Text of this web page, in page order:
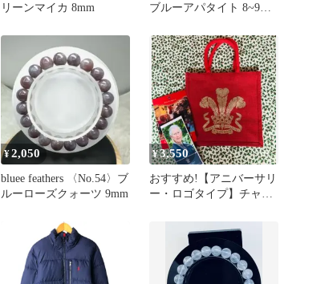
リーンマイカ 8mm
ブルーアパタイト 8~9mm
¥2,050
bluee feathers 〈No.54〉ブ
ルーローズクォーツ 9mm
¥3,550
おすすめ!【アニバーサリ
ー・ロゴタイプ】チャー
のジュート